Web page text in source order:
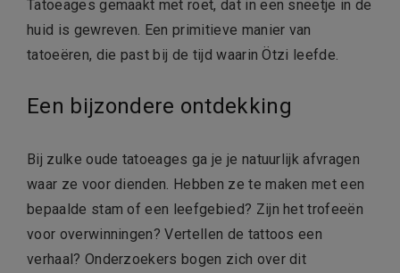
Tatoeages gemaakt met roet, dat in een sneetje in de
huid is gewreven. Een primitieve manier van
tatoeëren, die past bij de tijd waarin Ötzi leefde.
Een bijzondere ontdekking
Bij zulke oude tatoeages ga je je natuurlijk afvragen
waar ze voor dienden. Hebben ze te maken met een
bepaalde stam of een leefgebied? Zijn het trofeeën
voor overwinningen? Vertellen de tattoos een
verhaal? Onderzoekers bogen zich over dit